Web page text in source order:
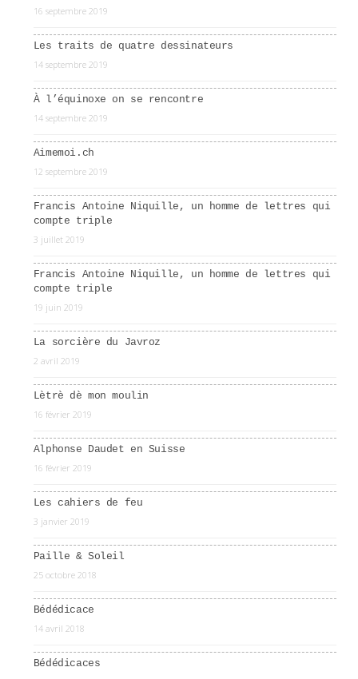
16 septembre 2019
Les traits de quatre dessinateurs
14 septembre 2019
À l’équinoxe on se rencontre
14 septembre 2019
Aimemoi.ch
12 septembre 2019
Francis Antoine Niquille, un homme de lettres qui
compte triple
3 juillet 2019
Francis Antoine Niquille, un homme de lettres qui
compte triple
19 juin 2019
La sorcière du Javroz
2 avril 2019
Lètrè dè mon moulin
16 février 2019
Alphonse Daudet en Suisse
16 février 2019
Les cahiers de feu
3 janvier 2019
Paille & Soleil
25 octobre 2018
Bédédicace
14 avril 2018
Bédédicaces